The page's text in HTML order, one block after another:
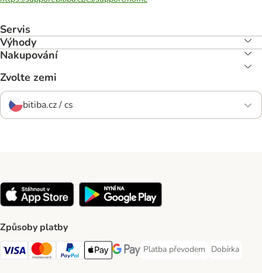
Servis
Výhody
Nakupování
Zvolte zemi
bitiba.cz / cs
Způsoby platby
Visa Payment Method
mastercard Payment Method
PayPal Payment Method
Apple pay Payment Method
Google Pay Payment Method
Platba převodem
Platba převodem Payment
Dobírka
Dobírka